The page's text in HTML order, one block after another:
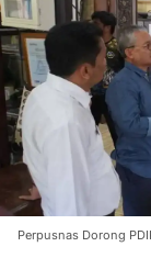
Perpusnas Dorong